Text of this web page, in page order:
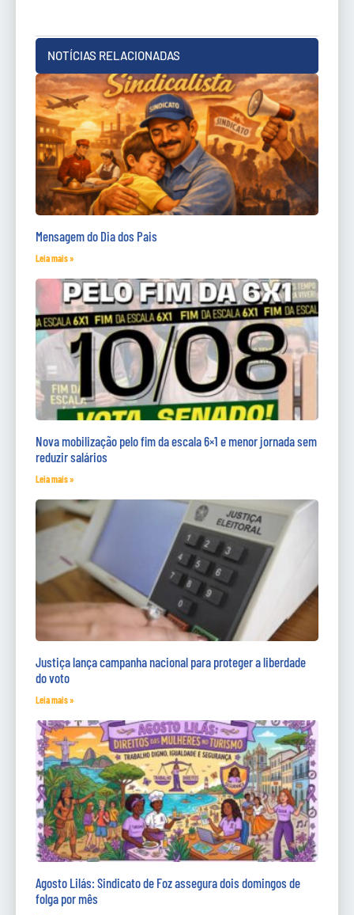
NOTÍCIAS RELACIONADAS
Mensagem do Dia dos Pais
Leia mais »
Nova mobilização pelo fim da escala 6×1 e menor jornada sem
reduzir salários
Leia mais »
Justiça lança campanha nacional para proteger a liberdade
do voto
Leia mais »
Agosto Lilás: Sindicato de Foz assegura dois domingos de
folga por mês